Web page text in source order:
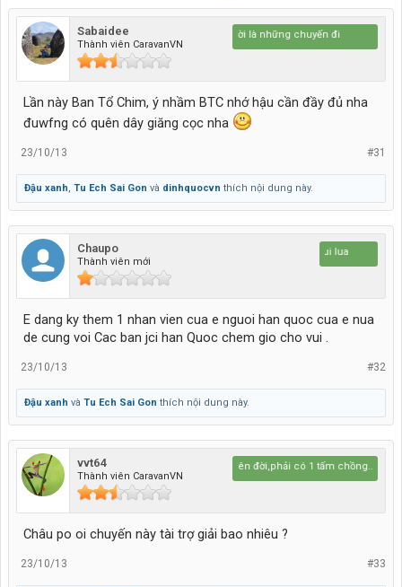
Sabaidee
Thành viên CaravanVN
Cuộc đời là những chuyến đi
Lần này Ban Tổ Chim, ý nhầm BTC nhớ hậu cần đầy đủ nha
đuwfng có quên dây giăng cọc nha
#31
23/10/13
Đậu xanh, Tu Ech Sai Gon và dinhquocvn thích nội dung này.
Chaupo
Thành viên mới
Da nui lua
E dang ky them 1 nhan vien cua e nguoi han quoc cua e nua
de cung voi Cac ban jci han Quoc chem gio cho vui .
#32
23/10/13
Đậu xanh và Tu Ech Sai Gon thích nội dung này.
vvt64
Thành viên CaravanVN
sống trên đời,phải có 1 tấm
Châu po oi chuyến này tài trợ giải bao nhiêu ?
#33
23/10/13